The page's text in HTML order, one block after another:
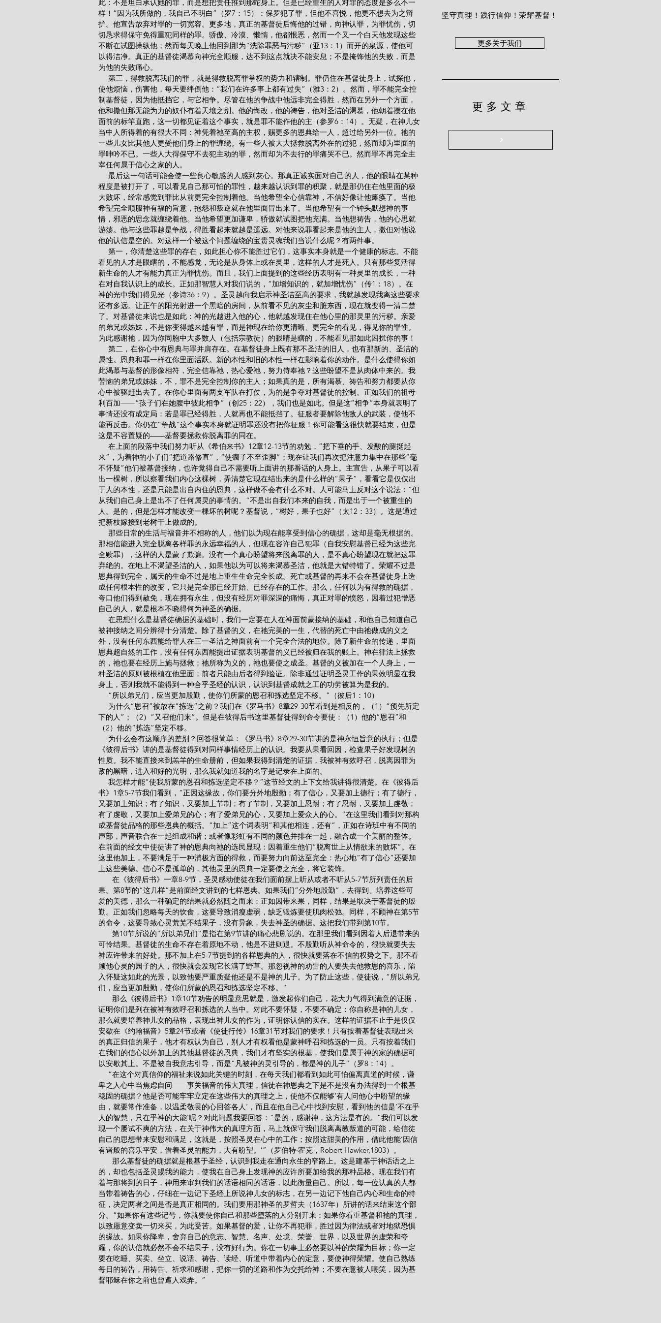
此：不是坦白承认她的罪，而是想把责任推到那蛇身上。但是已经重生的人对罪的态度是多么不一
样！“因为我所做的，我自己不明白”（罗7：15）：保罗犯了罪，但他不喜悦，他更不想去为之辩
护。他宣告放弃对罪的一切宽容。更多地，真正的基督徒后悔他的过错，向神认罪，为罪忧伤，切
切恳求得保守免得重犯同样的罪。骄傲、冷漠、懒惰，他都恨恶，然而一个又一个白天他发现这些
不断在试图操纵他；然而每天晚上他回到那为“洗除罪恶与污秽”（亚13：1）而开的泉源，使他可
以得洁净。真正的基督徒渴慕向神完全顺服，达不到这点就决不能安息；不是掩饰他的失败，而是
为他的失败痛心。
第三，得救脱离我们的罪，就是得救脱离罪掌权的势力和辖制。罪仍住在基督徒身上，试探他，
使他烦恼，伤害他，每天要绊倒他：“我们在许多事上都有过失”（雅3：2）。然而，罪不能完全控
制基督徒，因为他抵挡它，与它相争。尽管在他的争战中他远非完全得胜，然而在另外一个方面，
他和撒但那无能为力的奴仆有着天壤之别。他的悔改，他的祷告，他对圣洁的渴慕，他朝着摆在他
面前的标竿直跑，这一切都见证着这个事实，就是罪不能作他的主（参罗6：14）。无疑，在神儿女
当中人所得着的有很大不同：神凭着祂至高的主权，赐更多的恩典给一人，超过给另外一位。祂的
一些儿女比其他人更受他们身上的罪缠绕。有一些人被大大拯救脱离外在的过犯，然而却为里面的
罪呻吟不已。一些人大得保守不去犯主动的罪，然而却为不去行的罪痛哭不已。然而罪不再完全主
宰任何属于信心之家的人。
最后这一句话可能会使一些良心敏感的人感到灰心。那真正诚实面对自己的人，他的眼睛在某种
程度是被打开了，可以看见自己那可怕的罪性，越来越认识到罪的积聚，就是那仍住在他里面的极
大败坏，经常感觉到罪比从前更完全控制着他。当他希望全心信靠神，不信好像让他瘫痪了。当他
希望完全顺服神有福的旨意，抱怨和叛逆就在他里面冒出来了。当他希望有一个钟头默想神的事
情，邪恶的思念就缠绕着他。当他希望更加谦卑，骄傲就试图把他充满。当他想祷告，他的心思就
游荡。他与这些罪越是争战，得胜看起来就越是遥远。对他来说罪看起来是他的主人，撒但对他说
他的认信是空的。对这样一个被这个问题缠绕的宝贵灵魂我们当说什么呢？有两件事。
第一，你清楚这些罪的存在，如此担心你不能胜过它们，这事实本身就是一个健康的标志。不能
看见的人才是眼瞎的，不能感觉，无论是从身体上或在灵里，这样的人才是死人。只有那些复活得
新生命的人才有能力真正为罪忧伤。而且，我们上面提到的这些经历表明有一种灵里的成长，一种
在对自我认识上的成长。正如那智慧人对我们说的，“加增知识的，就加增忧伤”（传1：18）。在
神的光中我们得见光（参诗36：9）。圣灵越向我启示神圣洁至高的要求，我就越发现我离这些要求
还有多远。让正午的阳光射进一个黑暗的房间，从前看不见的灰尘和脏东西，现在就变得一清二楚
了。对基督徒来说也是如此：神的光越进入他的心，他就越发现住在他心里的那灵里的污秽。亲爱
的弟兄或姊妹，不是你变得越来越有罪，而是神现在给你更清晰、更完全的看见，得见你的罪性。
为此感谢祂，因为你同胞中大多数人（包括宗教徒）的眼睛是瞎的，不能看见那如此困扰你的事！
第二，在你心中有恩典与罪并肩存在。在基督徒身上既有那不圣洁的旧人，也有那新的、圣洁的
属性。恩典和罪一样在你里面活跃。新的本性和旧的本性一样在影响着你的动作。是什么使得你如
此渴慕与基督的形像相符，完全信靠祂，热心爱祂，努力侍奉祂？这些盼望不是从肉体中来的。我
苦恼的弟兄或姊妹，不，罪不是完全控制你的主人；如果真的是，所有渴慕、祷告和努力都要从你
心中被驱赶出去了。在你心里面有两支军队在打仗，为的是争夺对基督徒的控制。正如我们的祖母
利百加——“孩子们在她腹中彼此相争”（创25：22），我们也是如此。但是这“相争”本身就表明了
事情还没有成定局：若是罪已经得胜，人就再也不能抵挡了。征服者要解除他敌人的武装，使他不
能再反击。你仍在“争战”这个事实本身就证明罪还没有把你征服！你可能看这很快就要结束，但是
这是不容置疑的——基督要拯救你脱离罪的同在。
在上面的段落中我们努力听从《希伯来书》12章12-13节的劝勉，“把下垂的手、发酸的腿挺起
来”，为着神的小子们“把道路修直”，“使瘸子不至歪脚”；现在让我们再次把注意力集中在那些“毫
不怀疑”他们被基督接纳，也许觉得自己不需要听上面讲的那番话的人身上。主宣告，从果子可以看
出一棵树，所以察看我们内心这棵树，弄清楚它现在结出来的是什么样的“果子”，看看它是仅仅出
于人的本性，还是只能是出自内住的恩典，这样做不会有什么不对。人可能马上反对这个说法：“但
从我们自己身上是出不了任何属灵的事情的。”不是出自我们本来的自我，而是出于一个被重生的
人。是的，但是怎样才能改变一棵坏的树呢？基督说，“树好，果子也好”（太12：33）。这是通过
把新枝嫁接到老树干上做成的。
那些日常的生活与福音并不相称的人，他们以为现在能享受到信心的确据，这却是毫无根据的。
那相信能进入完全脱离各样罪的永远幸福的人，但现在容许自己犯罪（自我安慰基督已经为这些完
全赎罪），这样的人是蒙了欺骗。没有一个真心盼望将来脱离罪的人，是不真心盼望现在就把这罪
弃绝的。在地上不渴望圣洁的人，如果他以为可以将来渴慕圣洁，他就是大错特错了。荣耀不过是
恩典得到完全，属天的生命不过是地上重生生命完全长成。死亡或基督的再来不会在基督徒身上造
成任何根本性的改变，它只是完全那已经开始、已经存在的工作。那么，任何以为有得救的确据，
夸口他们得到赦免，现在拥有永生，但没有经历对罪深深的痛悔，真正对罪的愤怒，因着过犯憎恶
自己的人，就是根本不晓得何为神圣的确据。
在思想什么是基督徒确据的基础时，我们一定要在人在神面前蒙接纳的基础，和他自己知道自己
被神接纳之间分辨得十分清楚。除了基督的义，在祂完美的一生，代替的死亡中由祂做成的义之
外，没有任何东西能给罪人在三一圣洁之神面前有一个完全合法的地位。除了新生命的传递，里面
恩典超自然的工作，没有任何东西能提出证据表明基督的义已经被归在我的账上。神在律法上拯救
的，祂也要在经历上施与拯救；祂所称为义的，祂也要使之成圣。基督的义被加在一个人身上，一
种圣洁的原则被根植在他里面；前者只能由后者得到验证。除非通过证明圣灵工作的果效明显在我
身上，否则我就不能得到一种合乎圣经的认识，认识到基督成就之工的功劳被算为是我的。
“所以弟兄们，应当更加殷勤，使你们所蒙的恩召和拣选坚定不移。”（彼后1：10）
为什么“恩召”被放在“拣选”之前？我们在《罗马书》8章29-30节看到是相反的，（1）“预先所定
下的人”；（2）“又召他们来”。但是在彼得后书这里基督徒得到命令要使：（1）他的“恩召”和
（2）他的“拣选”坚定不移。
为什么会有这顺序的差别？回答很简单：《罗马书》8章29-30节讲的是神永恒旨意的执行；但是
《彼得后书》讲的是基督徒得到对同样事情经历上的认识。我要从果看回因，检查果子好发现树的
性质。我不能直接来到羔羊的生命册前，但如果我得到清楚的证据，我被神有效呼召，脱离因罪为
敌的黑暗，进入和好的光明，那么我就知道我的名字是记录在上面的。
我怎样才能“使我所蒙的恩召和拣选坚定不移？”这节经文的上下文给我讲得很清楚。在《彼得后
书》1章5-7节我们看到，“正因这缘故，你们要分外地殷勤；有了信心，又要加上德行；有了德行，
又要加上知识；有了知识，又要加上节制；有了节制，又要加上忍耐；有了忍耐，又要加上虔敬；
有了虔敬，又要加上爱弟兄的心；有了爱弟兄的心，又要加上爱众人的心。”在这里我们看到对那构
成基督徒品格的那些恩典的概括。“加上”这个词表明“和其他相连，还有”，正如在诗班中有不同的
声部，声音联合在一起组成和谐；或者像彩虹有不同的颜色并排在一起，融合成一个美丽的整体。
在前面的经文中使徒讲了神的恩典向祂的选民显现：因着重生他们“脱离世上从情欲来的败坏”。在
这里他加上，不要满足于一种消极方面的得救，而要努力向前达至完全：热心地“有了信心”还要加
上这些美德。信心不是孤单的，其他灵里的恩典一定要使之完全，将它装饰。
在《彼得后书》一章8-9节，圣灵感动使徒在我们面前摆上听从或者不听从5-7节所列责任的后
果。第8节的“这几样”是前面经文讲到的七样恩典。如果我们“分外地殷勤”，去得到、培养这些可
爱的美德，那么一种确定的结果就必然随之而来：正如因带来果，同样，结果是取决于基督徒的殷
勤。正如我们忽略每天的饮食，这要导致消瘦虚弱，缺乏锻炼要使肌肉松弛。同样，不顾神在第5节
的命令，这要导致心灵荒芜不结果子，没有异象，失去神圣的确据。这把我们带到第10节。
第10节所说的“所以弟兄们”是指在第9节讲的痛心悲剧说的。在那里我们看到因着人后退带来的
可怜结果。基督徒的生命不存在着原地不动，他是不进则退。不殷勤听从神命令的，很快就要失去
神应许带来的好处。那不加上在5-7节提到的各样恩典的人，很快就要落在不信的权势之下。那不看
顾他心灵的园子的人，很快就会发现它长满了野草。那忽视神的劝告的人要失去他救恩的喜乐，陷
入怀疑这如此的光景，以致他要严重质疑他还是不是神的儿子。为了防止这些，使徒说，“所以弟兄
们，应当更加殷勤，使你们所蒙的恩召和拣选坚定不移。”
那么《彼得后书》1章10节劝告的明显意思就是，激发起你们自己，花大力气得到满意的证据，
证明你们是列在被神有效呼召和拣选的人当中。对此不要怀疑，不要不确定：你自称是神的儿女，
那么就要培养神儿女的品格，表现出神儿女的作为，证明你认信的实在。这样的证据不止于是仅仅
安歇在《约翰福音》5章24节或者《使徒行传》16章31节对我们的要求！只有按着基督徒表现出来
的真正归信的果子，他才有权认为自己，别人才有权看他是蒙神呼召和拣选的一员。只有按着我们
在我们的信心以外加上的其他基督徒的恩典，我们才有坚实的根基，使我们是属于神的家的确据可
以安歇其上。不是被自我意志引导，而是“凡被神的灵引导的，都是神的儿子”（罗8：14）。
“在这个对真信仰的福祉来说如此关键的时刻，在每天我们都看到如此可怕偏离真道的时候，谦
卑之人心中当焦虑自问——事关福音的伟大真理，信徒在神恩典之下是不是没有办法得到一个根基
稳固的确据？他是否可能牢牢立定在这些伟大的真理之上，使他不仅能够‘有人问他心中盼望的缘
由，就要常作准备，以温柔敬畏的心回答各人’，而且在他自己心中找到安慰，看到他的信是‘不在乎
人的智慧，只在乎神的大能’呢？对此问题我要回答：“是的，感谢神，这方法是有的。”我们可以发
现一个屡试不爽的方法，在关于神伟大的真理方面，马上就保守我们脱离离教叛道的可能，给信徒
自己的思想带来安慰和满足，这就是，按照圣灵在心中的工作；按照这甜美的作用，借此他能‘因信
有诸般的喜乐平安，借着圣灵的能力，大有盼望。’”（罗伯特·霍克，Robert Hawker,1803）。
那么基督徒的确据就是根基于圣经，认识到我走在通向永生的窄路上。这是建基于神话语之上
的，却也包括圣灵赐我的能力，使我在自己身上发现神的应许所要加给我的那种品格。现在我们有
着与那将到的日子，神用来审判我们的话语相同的话语，以此衡量自己。所以，每一位认真的人都
当带着祷告的心，仔细在一边记下圣经上所说神儿女的标志，在另一边记下他自己内心和生命的特
征，决定两者之间是否是真正相同的。我们要用那神圣的罗哲夫（1637年）所讲的话来结束这个部
分。“如果你有这些记号，你就要使你自己和那些堕落的人分别开来：如果你看重基督和祂的真理，
以致愿意变卖一切来买，为此受苦。如果基督的爱，让你不再犯罪，胜过因为律法或者对地狱恐惧
的缘故。如果你降卑，舍弃自己的意志、智慧、名声、处境、荣誉、世界，以及世界的虚荣和夸
耀，你的认信就必然不会不结果子，没有好行为。你在一切事上必然要以神的荣耀为目标；你一定
要在吃睡、买卖、坐立、说话、祷告、读经、听道中带着内心的定意，要使神得荣耀。使自己熟练
每日的祷告，用祷告、祈求和感谢，把你一切的道路和作为交托给神；不要在意被人嘲笑，因为基
督耶稣在你之前也曾遭人戏弄。”
坚守真理！践行信仰！荣耀基督！
更多关于我们
更多文章